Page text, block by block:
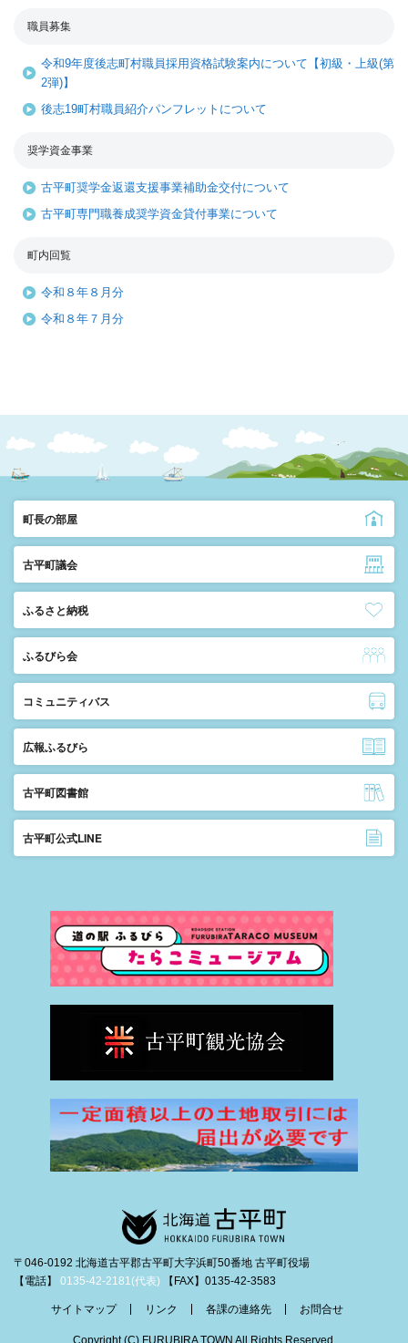
職員募集
令和9年度後志町村職員採用資格試験案内について【初級・上級(第
2弾)】
後志19町村職員紹介パンフレットについて
奨学資金事業
古平町奨学金返還支援事業補助金交付について
古平町専門職養成奨学資金貸付事業について
町内回覧
令和８年８月分
令和８年７月分
町長の部屋
古平町議会
ふるさと納税
ふるびら会
コミュニティバス
広報ふるびら
古平町図書館
古平町公式LINE
〒046-0192 北海道古平郡古平町大字浜町50番地 古平町役場
【電話】 0135-42-2181(代表) 【FAX】0135-42-3583
サイトマップ リンク 各課の連絡先 お問合せ